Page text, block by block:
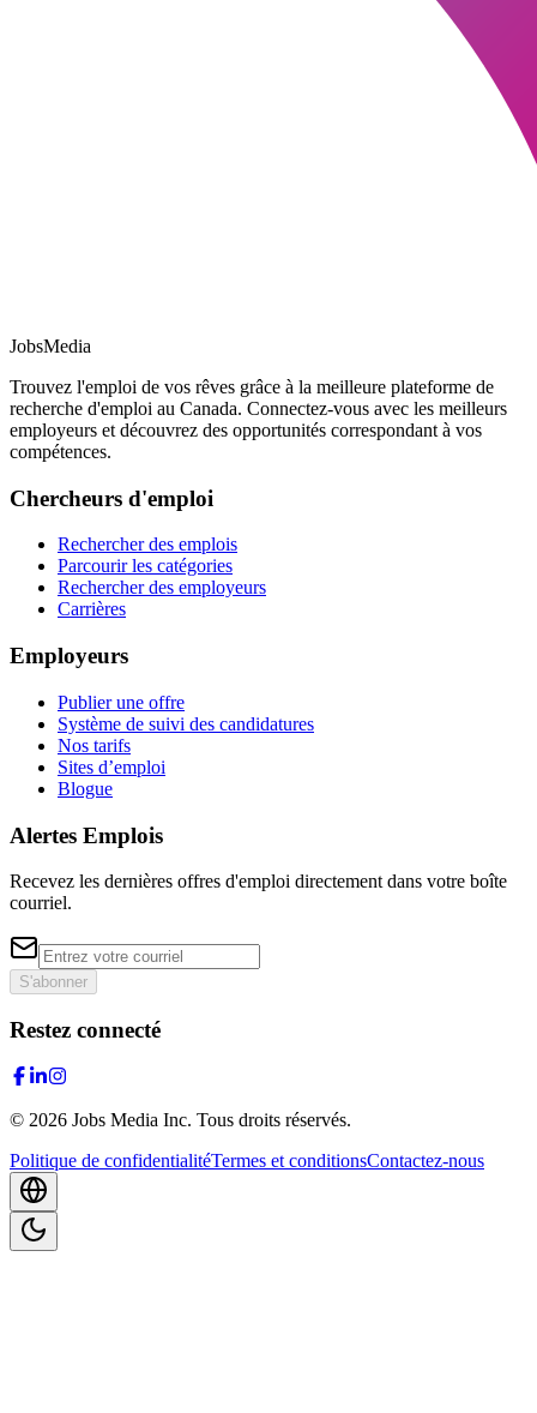
JobsMedia
Trouvez l'emploi de vos rêves grâce à la meilleure plateforme de
recherche d'emploi au Canada. Connectez-vous avec les meilleurs
employeurs et découvrez des opportunités correspondant à vos
compétences.
Chercheurs d'emploi
Rechercher des emplois
Parcourir les catégories
Rechercher des employeurs
Carrières
Employeurs
Publier une offre
Système de suivi des candidatures
Nos tarifs
Sites d’emploi
Blogue
Alertes Emplois
Recevez les dernières offres d'emploi directement dans votre boîte
courriel.
S'abonner
Restez connecté
© 2026 Jobs Media Inc. Tous droits réservés.
Politique de confidentialitéTermes et conditionsContactez-nous